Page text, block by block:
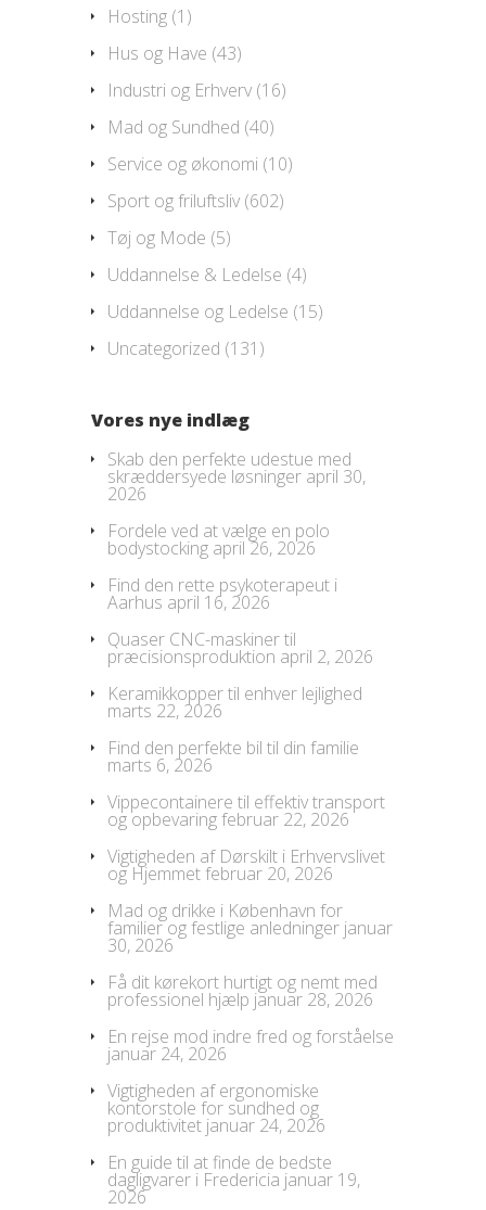
Hosting (1)
Hus og Have (43)
Industri og Erhverv (16)
Mad og Sundhed (40)
Service og økonomi (10)
Sport og friluftsliv (602)
Tøj og Mode (5)
Uddannelse & Ledelse (4)
Uddannelse og Ledelse (15)
Uncategorized (131)
Vores nye indlæg
Skab den perfekte udestue med
skræddersyede løsninger april 30,
2026
Fordele ved at vælge en polo
bodystocking april 26, 2026
Find den rette psykoterapeut i
Aarhus april 16, 2026
Quaser CNC-maskiner til
præcisionsproduktion april 2, 2026
Keramikkopper til enhver lejlighed
marts 22, 2026
Find den perfekte bil til din familie
marts 6, 2026
Vippecontainere til effektiv transport
og opbevaringfebruar 22, 2026
Vigtigheden af Dørskilt i Erhvervslivet
og Hjemmetfebruar 20, 2026
Mad og drikke i København for
familier og festlige anledninger januar
30, 2026
Få dit kørekort hurtigt og nemt med
professionel hjælp januar 28, 2026
En rejse mod indre fred og forståelse
januar 24, 2026
Vigtigheden af ergonomiske
kontorstole for sundhed og
produktivitet januar 24, 2026
En guide til at finde de bedste
dagligvarer i Fredericia januar 19,
2026